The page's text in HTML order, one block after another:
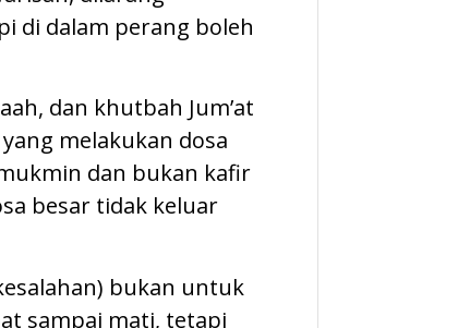
di dalam perang boleh
dan khutbah Jum’at
melakukan dosa
dan bukan kafir
besar tidak keluar
bukan untuk
sampai mati, tetapi